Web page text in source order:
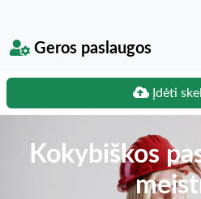
Geros paslaugos
Įdėti
Kokybiškos